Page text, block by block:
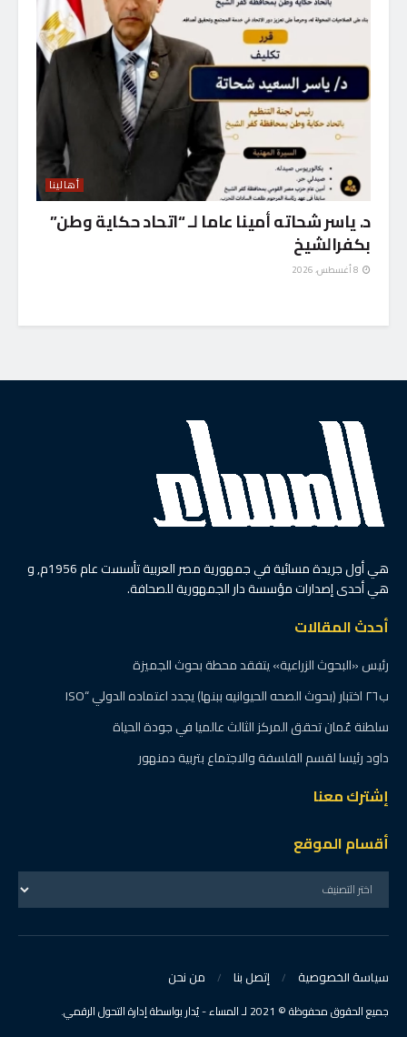
أهالينا
د. ياسر شحاته أمينا عاما لـ “اتحاد حكاية وطن”
بكفرالشيخ
هي أول جريدة مسائية في جمهورية مصر العربية تأسست عام 1956م, و
هي أحدى إصدارات مؤسسة دار الجمهورية للصحافة.
أحدث المقالات
رئيس «البحوث الزراعية» يتفقد محطة بحوث الجميزة
ب٢٦ اختبار (بحوث الصحه الحيوانيه ببنها) يجدد اعتماده الدولي “ISO
سلطنة عٌمان تحقق المركز الثالث عالميا في جودة الحياة
داود رئيسا لقسم الفلسفة والاجتماع بتربية دمنهور
إشترك معنا
أقسام الموقع
سياسة الخصوصية إتصل بنا من نحن
جميع الحقوق محفوظة © 2021 لـ المساء - يُدار بواسطة إدارة التحول الرقمي.